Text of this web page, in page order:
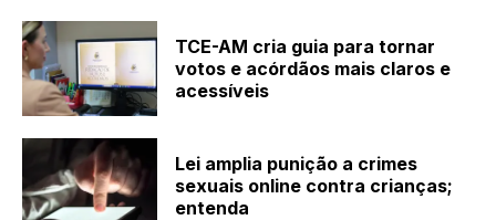
TCE-AM cria guia para tornar
votos e acórdãos mais claros e
acessíveis
Lei amplia punição a crimes
sexuais online contra crianças;
entenda